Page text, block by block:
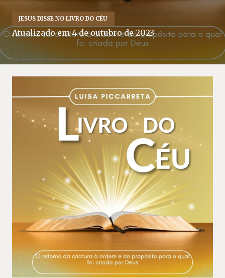
JESUS DISSE NO LIVRO DO CÉU
Atualizado em4 de outubro de 2023